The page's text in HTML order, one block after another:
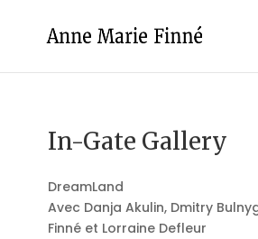
In-Gate Gallery
DreamLand
Avec Danja Akulin, Dmitry
Finné et Lorraine Defleur